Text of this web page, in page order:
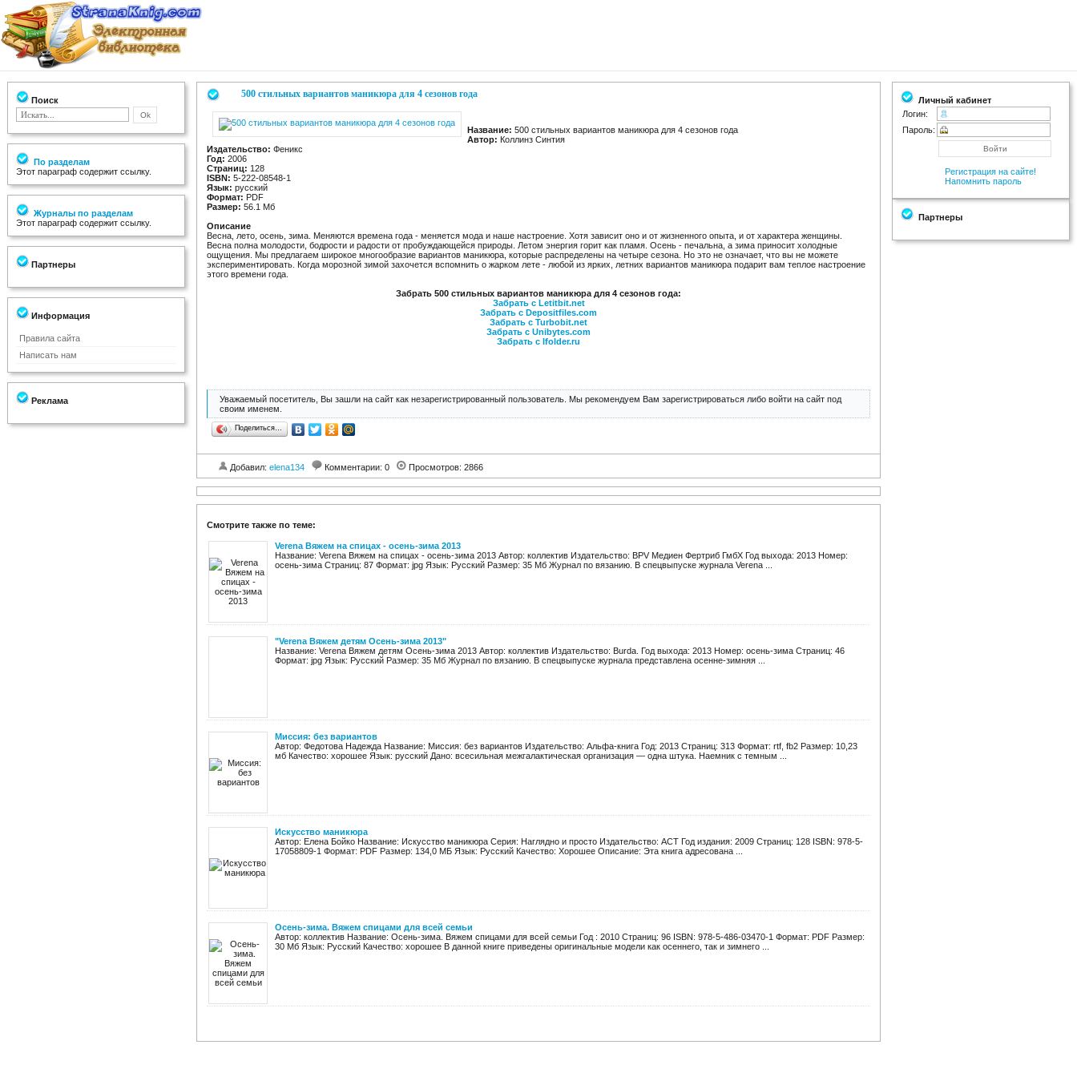
Поиск
По разделам
Этот параграф содержит ссылку.
Журналы по разделам
Этот параграф содержит ссылку.
Партнеры
Информация
Правила сайта
Написать нам
Реклама
500 стильных вариантов маникюра для 4 сезонов года
Название: 500 стильных вариантов маникюра для 4 сезонов года
Автор: Коллинз Синтия
Издательство: Феникс
Год: 2006
Страниц: 128
ISBN: 5-222-08548-1
Язык: русский
Формат: PDF
Размер: 56.1 Мб
Описание
Весна, лето, осень, зима. Меняются времена года - меняется мода и наше настроение. Хотя зависит оно и от жизненного опыта, и от характера женщины.
Весна полна молодости, бодрости и радости от пробуждающейся природы. Летом энергия горит как пламя. Осень - печальна, а зима приносит холодные
ощущения. Мы предлагаем широкое многообразие вариантов маникюра, которые распределены на четыре сезона. Но это не означает, что вы не можете
экспериментировать. Когда морозной зимой захочется вспомнить о жарком лете - любой из ярких, летних вариантов маникюра подарит вам теплое настроение
этого времени года.
Забрать 500 стильных вариантов маникюра для 4 сезонов года:
Забрать с Letitbit.net
Забрать с Depositfiles.com
Забрать с Turbobit.net
Забрать с Unibytes.com
Забрать с Ifolder.ru
Уважаемый посетитель, Вы зашли на сайт как незарегистрированный пользователь. Мы рекомендуем Вам зарегистрироваться либо войти на сайт под
своим именем.
Поделиться…
Добавил: elena134 Комментарии: 0 Просмотров: 2866
Смотрите также по теме:
Verena Вяжем на спицах - осень-зима 2013
Название: Verena Вяжем на спицах - осень-зима 2013 Автор: коллектив Издательство: BPV Медиен Фертриб ГмбХ Год выхода: 2013 Номер:
осень-зима Страниц: 87 Формат: jpg Язык: Русский Размер: 35 Мб Журнал по вязанию. В спецвыпуске журнала Verena ...
"Verena Вяжем детям Осень-зима 2013"
Название: Verena Вяжем детям Осень-зима 2013 Автор: коллектив Издательство: Burda. Год выхода: 2013 Номер: осень-зима Страниц: 46
Формат: jpg Язык: Русский Размер: 35 Мб Журнал по вязанию. В спецвыпуске журнала представлена осенне-зимняя ...
Миссия: без вариантов
Автор: Федотова Надежда Название: Миссия: без вариантов Издательство: Альфа-книга Год: 2013 Страниц: 313 Формат: rtf, fb2 Размер: 10,23
мб Качество: хорошее Язык: русский Дано: всесильная межгалактическая организация — одна штука. Наемник с темным ...
Искусство маникюра
Автор: Елена Бойко Название: Искусство маникюра Серия: Наглядно и просто Издательство: АСТ Год издания: 2009 Страниц: 128 ISBN: 978-5-
17058809-1 Формат: PDF Размер: 134,0 МБ Язык: Русский Качество: Хорошее Описание: Эта книга адресована ...
Осень-зима. Вяжем спицами для всей семьи
Автор: коллектив Название: Осень-зима. Вяжем спицами для всей семьи Год : 2010 Страниц: 96 ISBN: 978-5-486-03470-1 Формат: PDF Размер:
30 Мб Язык: Русский Качество: хорошее В данной книге приведены оригинальные модели как осеннего, так и зимнего ...
Личный кабинет
Логин:
Пароль:
Регистрация на сайте!
Напомнить пароль
Партнеры